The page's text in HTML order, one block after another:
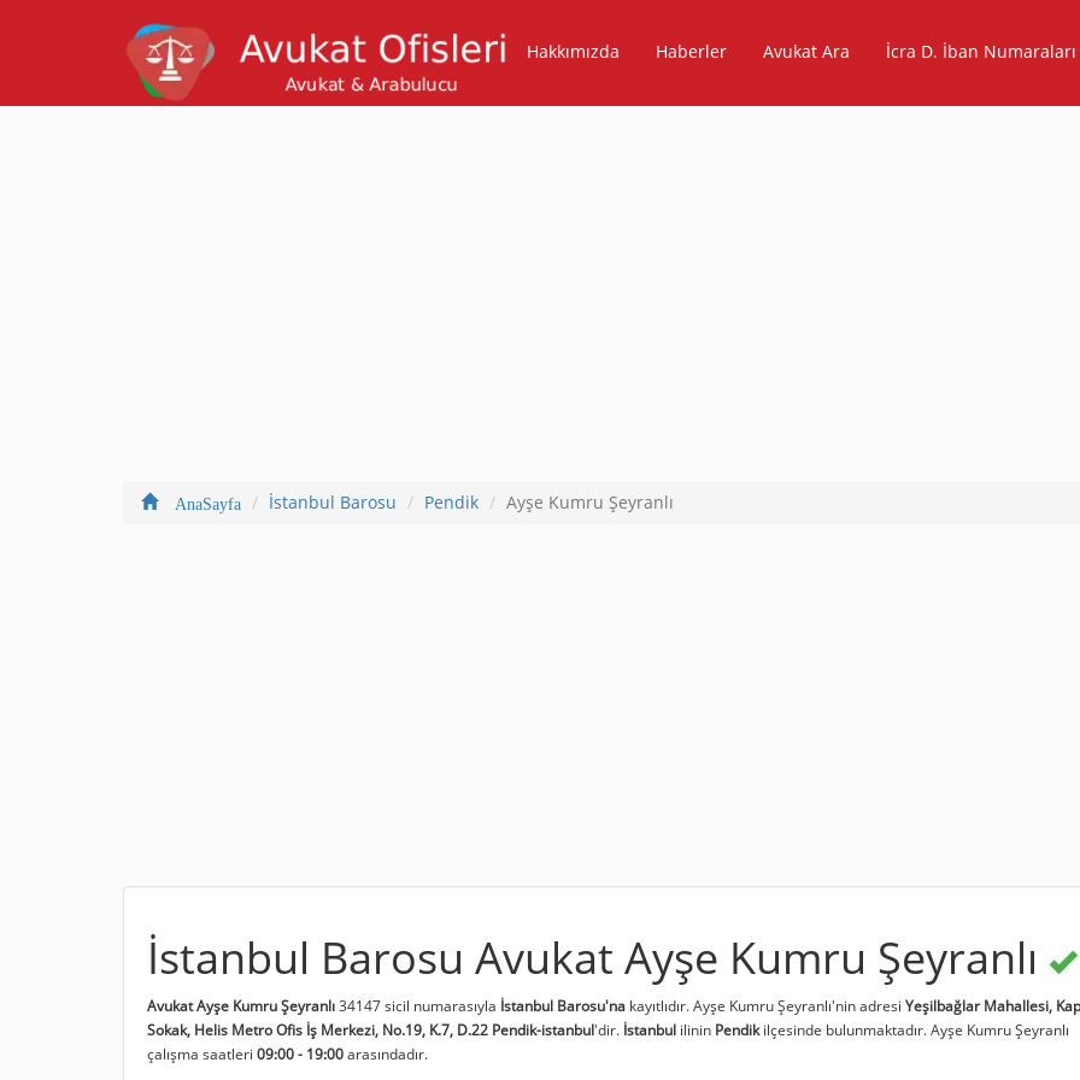
Hakkımızda Haberler Avukat Ara İcra D. İban Numaraları
AnaSayfa İstanbul Barosu Pendik Ayşe Kumru Şeyranlı
İstanbul Barosu Avukat Ayşe Kumru Şeyranlı
Avukat Ayşe Kumru Şeyranlı34147 sicil numarasıyla İstanbul Barosu'na kayıtlıdır. Ayşe Kumru Şeyranlı'nin adresi Yeşilbağlar Mahallesi,
Sokak, Helis Metro Ofis İş Merkezi, No.19, K.7, D.22 Pendik-istanbul'dir. İstanbul ilinin Pendikilçesinde bulunmaktadır. Ayşe Kumru Şeyranlı
çalışma saatleri 09:00 - 19:00arasındadır.